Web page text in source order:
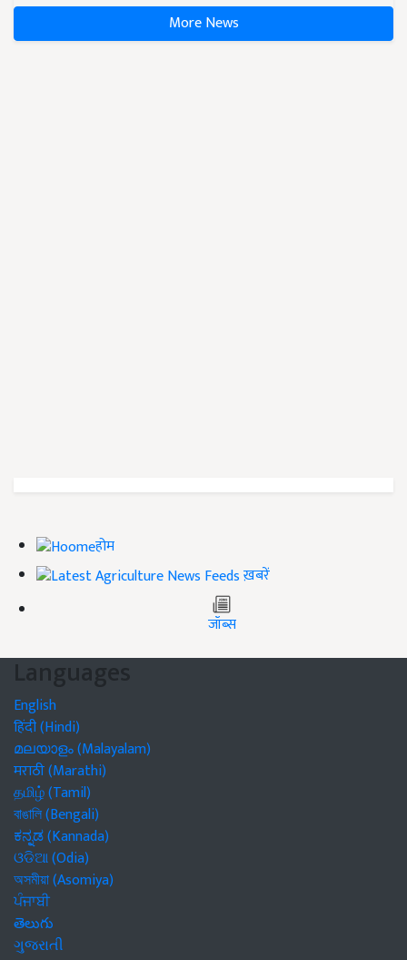
More News
होम
ख़बरें
जॉब्स
Languages
English
हिंदी (Hindi)
മലയാളം (Malayalam)
मराठी (Marathi)
தமிழ் (Tamil)
বাঙালি (Bengali)
ಕನ್ನಡ (Kannada)
ଓଡିଆ (Odia)
অসমীয়া (Asomiya)
ਪੰਜਾਬੀ
తెలుగు
ગુજરાતી